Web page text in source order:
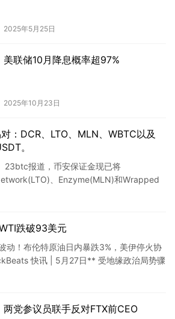
2025年5月25日
美联储10月降息概率超97%
2025年10月23日
：DCR、LTO、MLN、WBTC以及
。
23btc报道，币安保证金现已将
、Enzyme(MLN)和Wrapped
跌破93美元
动！布伦特原油日内暴跌3%，美伊停火协
快讯 | 5月27日** 受地缘政治局势骤
场今日迎来剧…
两党参议员联手反对FTX前CEO